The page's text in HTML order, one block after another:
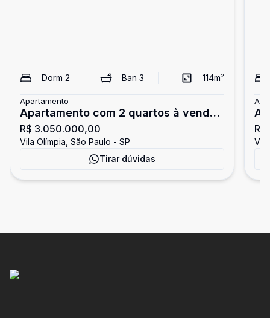
Dorm 2 Ban3 114m²
Apartamento
Apartamento com 2 quartos à venda
- Vila Olímpia - São Paulo/SP
R$ 3.050.000,00
Vila Olímpia, São Paulo - SP
Tirar dúvidas
-